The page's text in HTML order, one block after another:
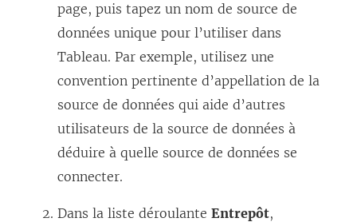
page, puis tapez un nom de source de
données unique pour l’utiliser dans
Tableau. Par exemple, utilisez une
convention pertinente d’appellation de la
source de données qui aide d’autres
utilisateurs de la source de données à
déduire à quelle source de données se
connecter.
Dans la liste déroulante Entrepôt,